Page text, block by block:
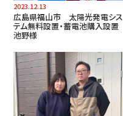
2023.12.13
広島県福山市 太陽光発電シス
テム無料設置・蓄電池購入設置
池野様